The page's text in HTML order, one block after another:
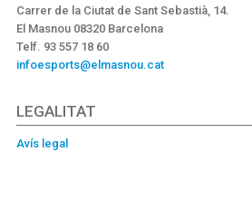
Carrer de la Ciutat de Sant Sebastià, 14.
El Masnou 08320 Barcelona
Telf. 93 557 18 60
infoesports@elmasnou.cat
LEGALITAT
Avís legal